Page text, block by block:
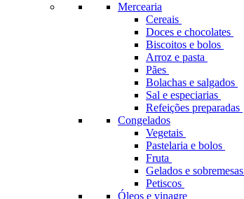
Mercearia
Cereais
Doces e chocolates
Biscoitos e bolos
Arroz e pasta
Pães
Bolachas e salgados
Sal e especiarias
Refeições preparadas
Congelados
Vegetais
Pastelaria e bolos
Fruta
Gelados e sobremesas
Petiscos
Óleos e vinagre